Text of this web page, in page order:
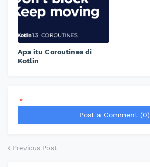
Apa itu Coroutines di
Kotlin
*
Post a Comment (0)
Previous Post